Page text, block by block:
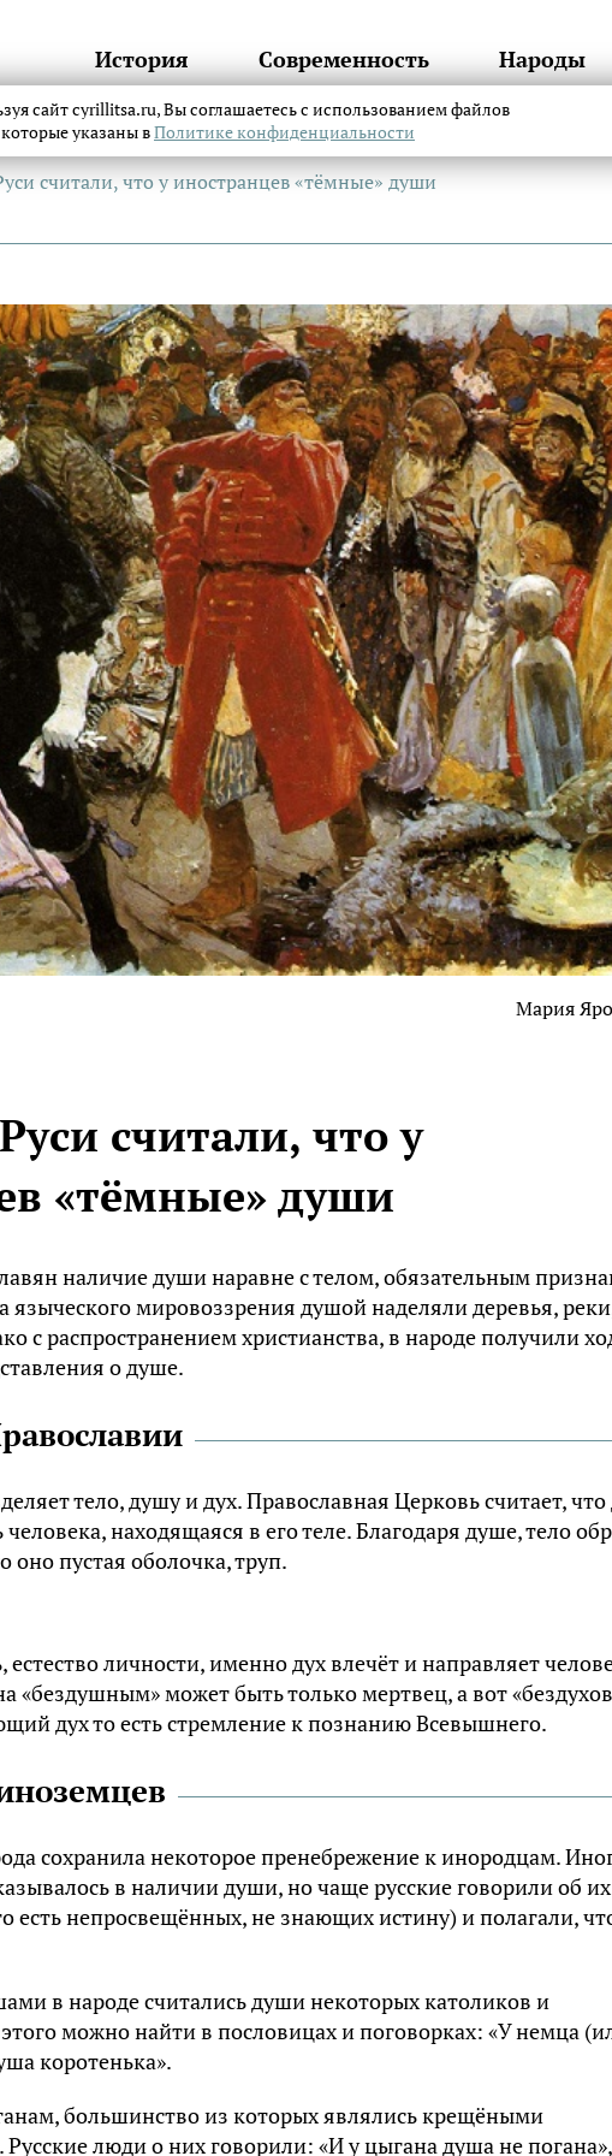
История Современность Народы
считали, что у иностранцев «тёмные» души
Мария
считали, что у
«тёмные» души
наличие души наравне с телом, обязательным
языческого мировоззрения душой наделяли деревья,
с распространением христианства, в народе получили
о душе.
тело, душу и дух. Православная Церковь считает,
находящаяся в его теле. Благодаря душе, тело
оно пустая оболочка, труп.
личности, именно дух влечёт и направляет
«бездушным» может быть только мертвец, а вот
дух то есть стремление к познанию Всевышнего.
сохранила некоторое пренебрежение к инородцам.
в наличии души, но чаще русские говорили об
есть непросвещённых, не знающих истину) и полагали,
в народе считались души некоторых католиков и
можно найти в пословицах и поговорках: «У немца
коротенька».
большинство из которых являлись крещёными
люди о них говорили: «И у цыгана душа не погана»,
сайт cyrillitsa.ru, Вы соглашаетесь с использованием файлов
указаны вПолитике конфиденциальности